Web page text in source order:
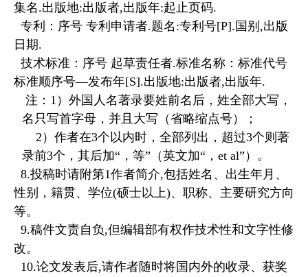
集名.出版地:出版者,出版年:起止页码.
专利：序号 专利申请者.题名:专利号[P].国别,出版
日期.
技术标准：序号 起草责任者.标准名称：标准代号
标准顺序号—发布年[S].出版地:出版者,出版年.
注：1）外国人名著录要姓前名后，姓全部大写，
名只写首字母，并且大写（省略缩点号）；
2）作者在3个以内时，全部列出，超过3个则著
录前3个，其后加“，等”（英文加“，et al”）。
8.投稿时请附第1作者简介,包括姓名、出生年月、
性别，籍贯、学位(硕士以上)、职称、主要研究方向
等。
9.稿件文责自负,但编辑部有权作技术性和文字性修
改。
10.论文发表后,请作者随时将国内外的收录、获奖